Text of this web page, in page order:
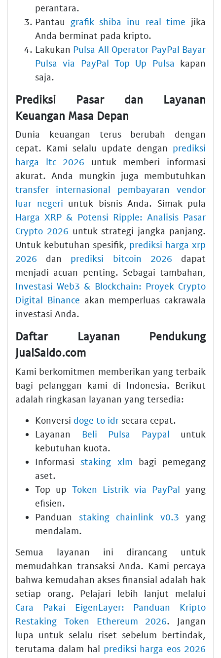
perantara.
Pantau grafik shiba inu real time jika
Anda berminat pada kripto.
Lakukan Pulsa All Operator PayPal Bayar
Pulsa via PayPal Top Up Pulsa kapan
saja.
Prediksi Pasar dan Layanan
Keuangan Masa Depan
Dunia keuangan terus berubah dengan
cepat. Kami selalu update dengan prediksi
harga ltc 2026 untuk memberi informasi
akurat. Anda mungkin juga membutuhkan
transfer internasional pembayaran vendor
luar negeri untuk bisnis Anda. Simak pula
Harga XRP & Potensi Ripple: Analisis Pasar
Crypto 2026 untuk strategi jangka panjang.
Untuk kebutuhan spesifik, prediksi harga xrp
2026 dan prediksi bitcoin 2026 dapat
menjadi acuan penting. Sebagai tambahan,
Investasi Web3 & Blockchain: Proyek Crypto
Digital Binance akan memperluas cakrawala
investasi Anda.
Daftar Layanan Pendukung
JualSaldo.com
Kami berkomitmen memberikan yang terbaik
bagi pelanggan kami di Indonesia. Berikut
adalah ringkasan layanan yang tersedia:
Konversi doge to idr secara cepat.
Layanan Beli Pulsa Paypal untuk
kebutuhan kuota.
Informasistaking xlm bagi pemegang
aset.
Top up Token Listrik via PayPal yang
efisien.
Panduan staking chainlink v0.3 yang
mendalam.
Semua layanan ini dirancang untuk
memudahkan transaksi Anda. Kami percaya
bahwa kemudahan akses finansial adalah hak
setiap orang. Pelajari lebih lanjut melalui
Cara Pakai EigenLayer: Panduan Kripto
Restaking Token Ethereum 2026. Jangan
lupa untuk selalu riset sebelum bertindak,
terutama dalam hal prediksi harga eos 2026